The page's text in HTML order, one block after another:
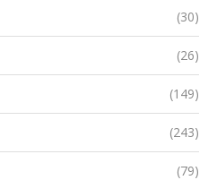
(30)
(26)
(149)
(243)
(79)